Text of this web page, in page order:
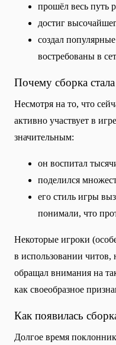
прошёл весь путь
достиг
создал
востребованы в
Почему сборка
Несмотря на то, что
активно участвует в
значительным:
он воспитал
поделился
его стиль игры
понимали, что
Некоторые игроки
в использовании читов,
обращал внимания на
как своеобразное
Как появилась
Долгое время